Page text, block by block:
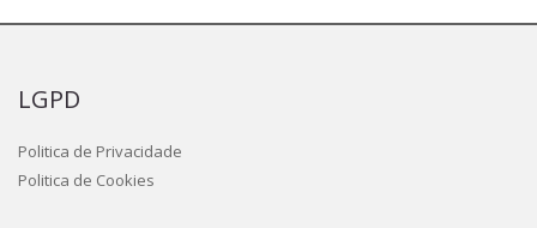
LGPD
Politica de Privacidade
Politica de Cookies